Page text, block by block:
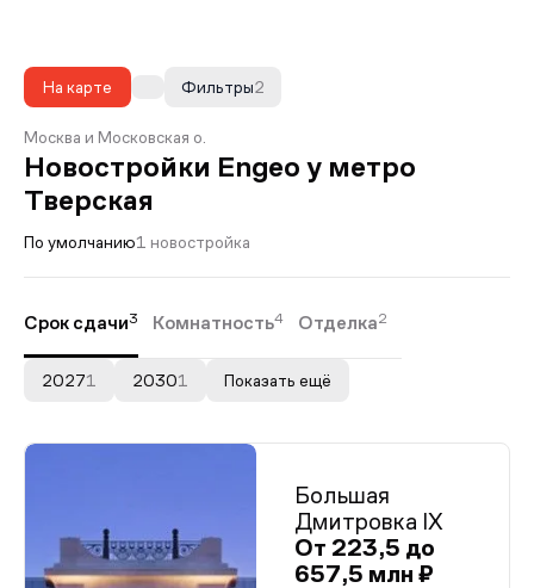
На карте 2
Фильтры
Москва и Московская о.
Новостройки Engeo у метро
Тверская
По умолчанию1 новостройка
Срок сдачи3 Комнатность4 Отделка2
20271 20301 Показать ещё
Большая
Дмитровка IX
От 223,5 до
657,5 млн ₽